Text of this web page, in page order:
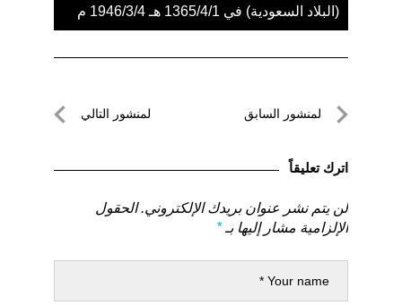
(البلاد السعودية) في 1365/4/1 هـ 1946/3/4 م
تصفّحلمنشور السابق
السابق
لمنشور التالي
اترك تعليقاً
لن يتم نشر عنوان بريدك الإلكتروني. الحقول
الإلزامية مشار إليها بـ*